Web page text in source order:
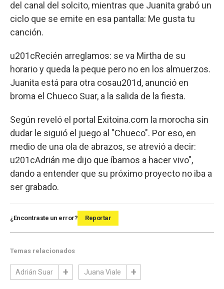
del canal del solcito, mientras que Juanita grabó un
ciclo que se emite en esa pantalla: Me gusta tu
canción.
u201cRecién arreglamos: se va Mirtha de su
horario y queda la peque pero no en los almuerzos.
Juanita está para otra cosau201d, anunció en
broma el Chueco Suar, a la salida de la fiesta.
Según reveló el portal Exitoina.com la morocha sin
dudar le siguió el juego al "Chueco". Por eso, en
medio de una ola de abrazos, se atrevió a decir:
u201cAdrián me dijo que íbamos a hacer vivo",
dando a entender que su próximo proyecto no iba a
ser grabado.
¿Encontraste un error? Reportar
Temas relacionados
Adrián Suar Juana Viale